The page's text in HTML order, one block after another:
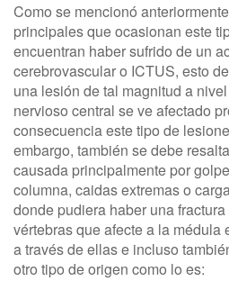
Como se mencionó
principales que ocasionan este
encuentran haber sufrido de un
cerebrovascular o ICTUS, esto
una lesión de tal magnitud a
nervioso central se ve afectado
consecuencia este tipo de
embargo, también se debe
causada principalmente por
columna, caidas extremas o
donde pudiera haber una
vértebras que afecte a la médula
a través de ellas e incluso
otro tipo de origen como lo es: